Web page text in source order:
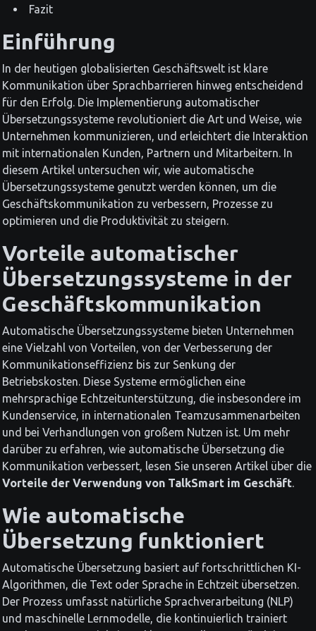
Fazit
Einführung
In der heutigen globalisierten Geschäftswelt ist klare
Kommunikation über Sprachbarrieren hinweg entscheidend
für den Erfolg. Die Implementierung automatischer
Übersetzungssysteme revolutioniert die Art und Weise, wie
Unternehmen kommunizieren, und erleichtert die Interaktion
mit internationalen Kunden, Partnern und Mitarbeitern. In
diesem Artikel untersuchen wir, wie automatische
Übersetzungssysteme genutzt werden können, um die
Geschäftskommunikation zu verbessern, Prozesse zu
optimieren und die Produktivität zu steigern.
Vorteile automatischer
Übersetzungssysteme in der
Geschäftskommunikation
Automatische Übersetzungssysteme bieten Unternehmen
eine Vielzahl von Vorteilen, von der Verbesserung der
Kommunikationseffizienz bis zur Senkung der
Betriebskosten. Diese Systeme ermöglichen eine
mehrsprachige Echtzeitunterstützung, die insbesondere im
Kundenservice, in internationalen Teamzusammenarbeiten
und bei Verhandlungen von großem Nutzen ist. Um mehr
darüber zu erfahren, wie automatische Übersetzung die
Kommunikation verbessert, lesen Sie unseren Artikel über die
Vorteile der Verwendung von TalkSmart im Geschäft
Wie automatische
Übersetzung funktioniert
Automatische Übersetzung basiert auf fortschrittlichen KI-
Algorithmen, die Text oder Sprache in Echtzeit übersetzen.
Der Prozess umfasst natürliche Sprachverarbeitung (NLP)
und maschinelle Lernmodelle, die kontinuierlich trainiert